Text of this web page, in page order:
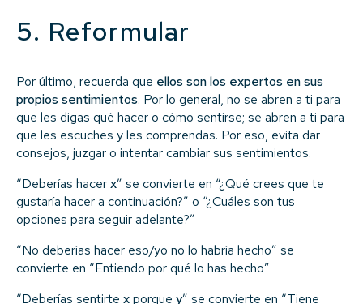
5. Reformular
Por último, recuerda que ellos son los expertos en sus
propios sentimientos. Por lo general, no se abren a ti para
que les digas qué hacer o cómo sentirse; se abren a ti para
que les escuches y les comprendas. Por eso, evita dar
consejos, juzgar o intentar cambiar sus sentimientos.
“Deberías hacerx” se convierte en “¿Qué crees que te
gustaría hacer a continuación?” o “¿Cuáles son tus
opciones para seguir adelante?”
“No deberías hacer eso/yo no lo habría hecho” se
convierte en “Entiendo por qué lo has hecho”
“Deberías sentirte xporque y” se convierte en “Tiene